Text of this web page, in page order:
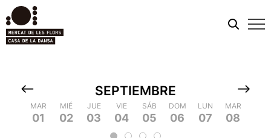
MIÉ
19
JUE
20
VIE
21
SÁB
22
DOM
23
LUN
24
MAR
25
MIÉ
26
JUE
10
VIE
11
SÁB
12
DOM
13
LUN
14
MAR
15
MIÉ
16
JUE
17
SEPTIEMBRE
MAR
01
MIÉ
02
JUE
03
VIE
04
SÁB
05
DOM
06
LUN
07
MAR
08